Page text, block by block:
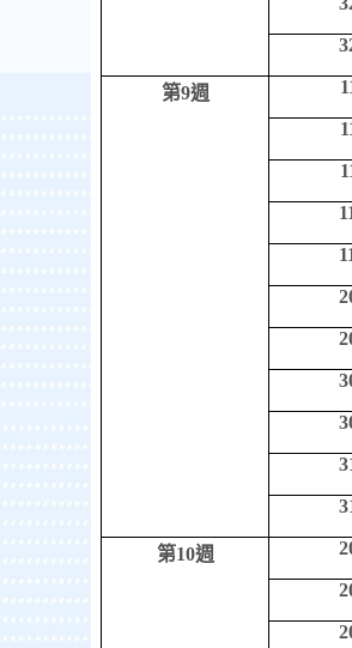
第9週
第10週